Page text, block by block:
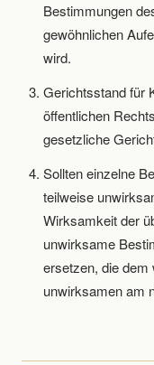
Bestimmungen
gewöhnlichen
wird.
Gerichtsstand für
öffentlichen
gesetzliche
Sollten einzelne
teilweise
Wirksamkeit der
unwirksame
ersetzen, die
unwirksamen am